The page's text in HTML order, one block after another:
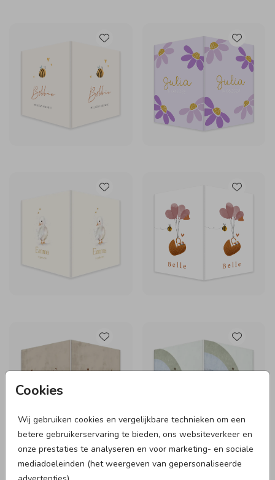
Cookies
Wij gebruiken cookies en vergelijkbare technieken om een
betere gebruikerservaring te bieden, ons websiteverkeer en
onze prestaties te analyseren en voor marketing- en sociale
mediadoeleinden (het weergeven van gepersonaliseerde